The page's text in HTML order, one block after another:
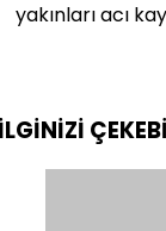
yakınları acı